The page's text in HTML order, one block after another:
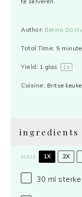
Author: Betina
Total Time: 5
Yield: 1 glas 1 x
Cuisine: Britse
ingredients
SCALE 1X 2X
30 ml